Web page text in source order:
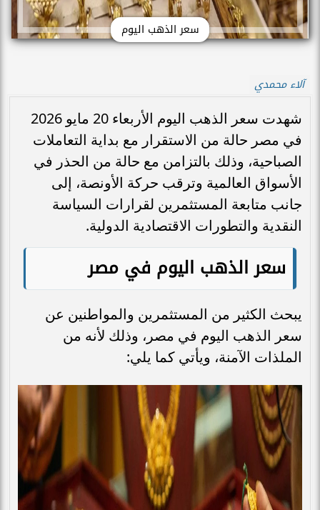
سعر الذهب اليوم
آلاء محمدي
شهدت سعر الذهب اليوم الأربعاء 20 مايو 2026
في مصر حالة من الاستقرار مع بداية التعاملات
الصباحية، وذلك بالتزامن مع حالة من الحذر في
الأسواق العالمية وترقب حركة الأونصة، إلى
جانب متابعة المستثمرين لقرارات السياسة
النقدية والتطورات الاقتصادية الدولية.
سعر الذهب اليوم في مصر
يبحث الكثير من المستثمرين والمواطنين عن
سعر الذهب اليوم في مصر، وذلك لأنه من
الملذات الآمنة، ويأتي كما يلي: